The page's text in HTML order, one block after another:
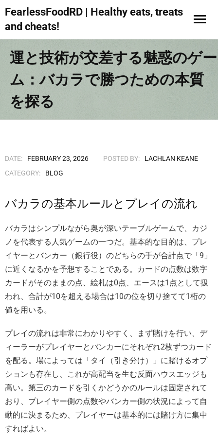
FearlessFoodRD | Healthy eats, treats
and cheats!
運と技術が交差する魅惑のゲー
ム：バカラで勝つための本質
を探る
DATE: FEBRUARY 23, 2026 POSTED BY:
LACHLAN KEANE
CATEGORY:
BLOG
バカラの基本ルールとプレイの流れ
バカラはシンプルながら奥が深いテーブルゲームで、カジ
ノを代表する人気ゲームの一つだ。基本的な目的は、プレ
イヤーとバンカー（銀行役）のどちらの手が合計点で「9」
に近くなるかを予想することである。カードの点数は数字
カードがそのままの点、絵札は0点、エースは1点として扱
われ、合計が10を超える場合は10の位を切り捨てて1桁の
値を用いる。
プレイの流れは非常にわかりやすく、まず賭けを行い、デ
ィーラーがプレイヤーとバンカーにそれぞれ2枚ずつカード
を配る。場によっては「タイ（引き分け）」に賭けるオプ
ションも存在し、これが高配当を生む反面ハウスエッジも
高い。第三のカードを引くかどうかのルールは固定されて
おり、プレイヤー側の点数やバンカー側の状況によって自
動的に決まるため、プレイヤーは基本的には賭け方に集中
すればよい。